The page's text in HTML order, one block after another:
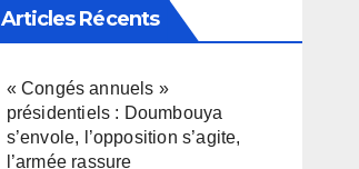
Articles Récents
« Congés annuels »
présidentiels : Doumbouya
s’envole, l’opposition s’agite,
l’armée rassure